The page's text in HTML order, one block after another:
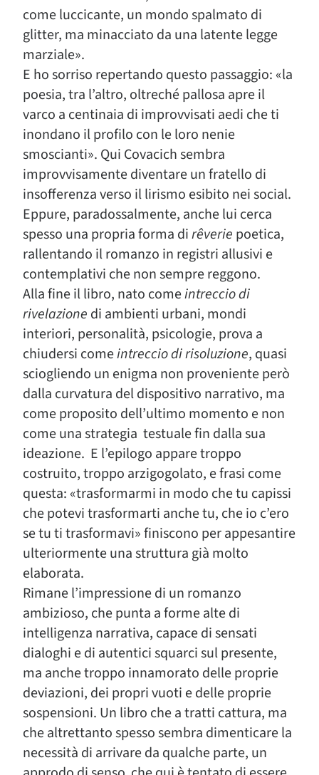
come luccicante, un mondo spalmato di
glitter, ma minacciato da una latente legge
marziale».
E ho sorriso repertando questo passaggio: «la
poesia, tra l’altro, oltreché pallosa apre il
varco a centinaia di improvvisati aedi che ti
inondano il profilo con le loro nenie
smoscianti». Qui Covacich sembra
improvvisamente diventare un fratello di
insofferenza verso il lirismo esibito nei social.
Eppure, paradossalmente, anche lui cerca
spesso una propria forma dirêverie poetica,
rallentando il romanzo in registri allusivi e
contemplativi che non sempre reggono.
Alla fine il libro, nato comeintrecciodi
rivelazione di ambienti urbani, mondi
interiori, personalità, psicologie, prova a
chiudersi comeintrecciodirisoluzione, quasi
sciogliendo un enigma non proveniente però
dalla curvatura del dispositivo narrativo, ma
come proposito dell’ultimo momento e non
come una strategia testuale fin dalla sua
ideazione. E l’epilogo appare troppo
costruito, troppo arzigogolato, e frasi come
questa: «trasformarmi in modo che tu capissi
che potevi trasformarti anche tu, che io c’ero
se tu ti trasformavi» finiscono per appesantire
ulteriormente una struttura già molto
elaborata.
Rimane l’impressione di un romanzo
ambizioso, che punta a forme alte di
intelligenza narrativa, capace di sensati
dialoghi e di autentici squarci sul presente,
ma anche troppo innamorato delle proprie
deviazioni, dei propri vuoti e delle proprie
sospensioni. Un libro che a tratti cattura, ma
che altrettanto spesso sembra dimenticare la
necessità di arrivare da qualche parte, un